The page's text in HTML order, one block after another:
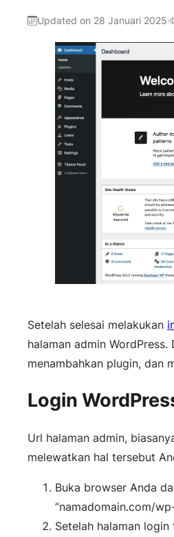
Updated on 28 Januari 2025
Setelah selesai melakukan
halaman admin
menambahkan plugin, dan
Login
Url halaman admin,
melewatkan hal tersebut
Buka browser Anda
“namadomain.com/
Setelah halaman